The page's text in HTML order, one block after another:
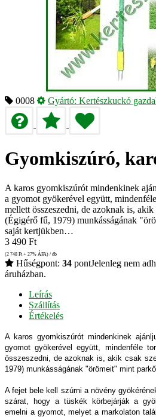
0008 Gyártó: Kertészkuckó
Gyomkiszúró,
A karos gyomkiszúrót mindenkinek
a gyomot gyökerével együtt,
mellett összeszedni, de azoknak is,
(Égigérő fű, 1979) munkásságának
saját kertjükben…
3 490 Ft
(2 748 Ft + 27% ÁFA) / db
Hűségpont: 34 pontJelenleg nem
áruházban.
Leírás
Szállítás
Értékelés
A karos gyomkiszúrót mindenkinek
gyomot gyökerével együtt, mindenféle
összeszedni, de azoknak is, akik csak
1979) munkásságának "örömeit" mint
A fejet bele kell szúrni a növény
szárat, hogy a tüskék körbejárják a
emelni a gyomot, melyet a markolaton